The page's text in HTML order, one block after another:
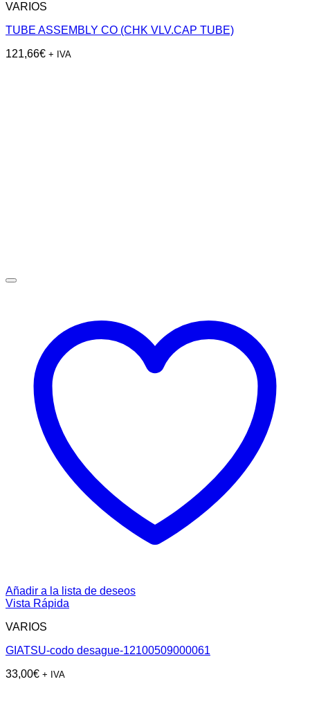
VARIOS
TUBE ASSEMBLY CO (CHK VLV.CAP TUBE)
121,66€ + IVA
Añadir a la lista de deseos
Vista Rápida
VARIOS
GIATSU-codo desague-12100509000061
33,00€ + IVA